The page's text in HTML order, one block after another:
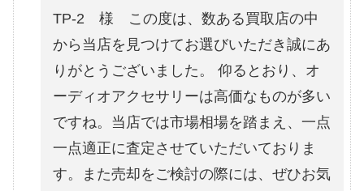
TP-2 様 この度は、数ある買取店の中
から当店を見つけてお選びいただき誠にあ
りがとうございました。 仰るとおり、オ
ーディオアクセサリーは高価なものが多い
ですね。当店では市場相場を踏まえ、一点
一点適正に査定させていただいておりま
す。また売却をご検討の際には、ぜひお気